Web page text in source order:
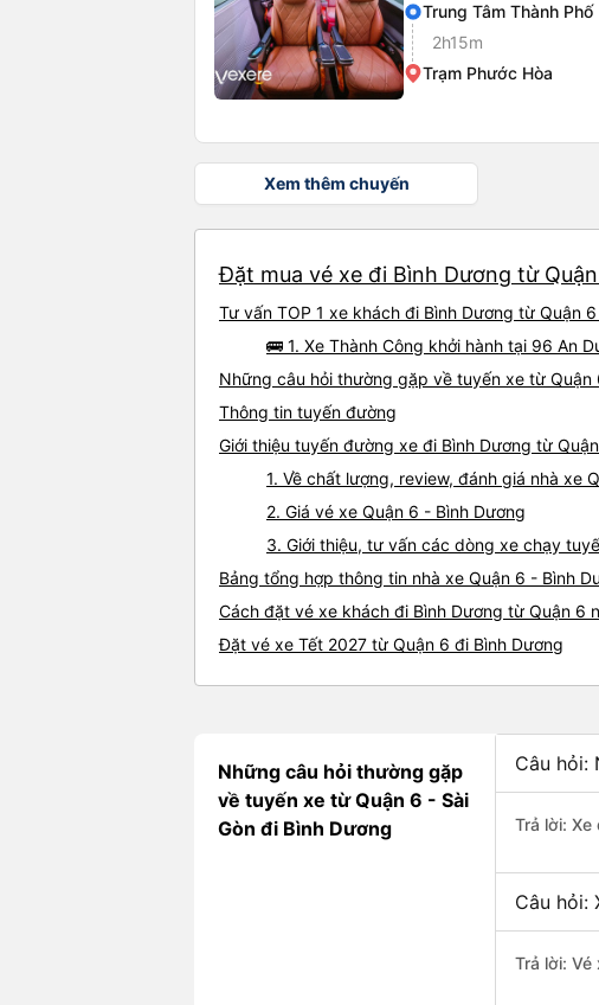
Trung Tâm Thành Phố
2h15m
Trạm Phước Hòa
Xem thêm chuyến
Đặt mua vé xe đi Bình Dương từ
Tư vấn TOP 1 xe khách đi Bình Dương từ Quận
🚌 1. Xe Thành Công khởi hành tại 96 An
Những câu hỏi thường gặp về tuyến xe từ Quận
Thông tin tuyến đường
Giới thiệu tuyến đường xe đi Bình Dương từ
1. Về chất lượng, review, đánh giá nhà xe
2. Giá vé xe Quận 6 - Bình Dương
3. Giới thiệu, tư vấn các dòng xe chạy
Bảng tổng hợp thông tin nhà xe Quận 6 - Bình
Cách đặt vé xe khách đi Bình Dương từ Quận 6
Đặt vé xe Tết 2027 từ Quận 6 đi Bình Dương
Những câu hỏi thường gặp
về tuyến xe từ Quận 6 - Sài
Gòn đi Bình Dương
Câu hỏi:
Trả lời:
Câu hỏi:
Trả lời: